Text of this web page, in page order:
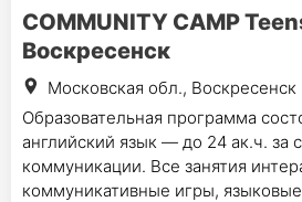
COMMUNITY CAMP
Воскресенск
Московская обл., Воскресенск
Образовательная программа
английский язык — до 24 ак.ч. за
коммуникации. Все занятия
коммуникативные игры,